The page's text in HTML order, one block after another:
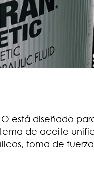
está diseñado
de aceite
toma de